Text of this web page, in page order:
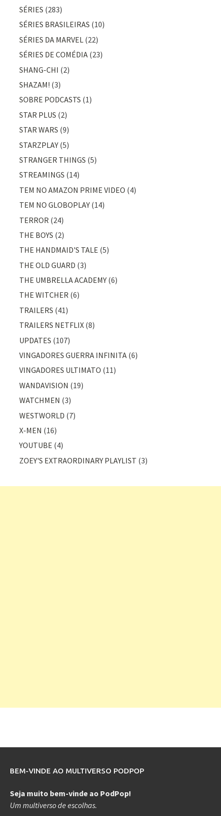
SÉRIES (283)
SÉRIES BRASILEIRAS (10)
SÉRIES DA MARVEL (22)
SÉRIES DE COMÉDIA (23)
SHANG-CHI (2)
SHAZAM! (3)
SOBRE PODCASTS (1)
STAR PLUS (2)
STAR WARS (9)
STARZPLAY (5)
STRANGER THINGS (5)
STREAMINGS (14)
TEM NO AMAZON PRIME VIDEO (4)
TEM NO GLOBOPLAY (14)
TERROR (24)
THE BOYS (2)
THE HANDMAID'S TALE (5)
THE OLD GUARD (3)
THE UMBRELLA ACADEMY (6)
THE WITCHER (6)
TRAILERS (41)
TRAILERS NETFLIX (8)
UPDATES (107)
VINGADORES GUERRA INFINITA (6)
VINGADORES ULTIMATO (11)
WANDAVISION (19)
WATCHMEN (3)
WESTWORLD (7)
X-MEN (16)
YOUTUBE (4)
ZOEY'S EXTRAORDINARY PLAYLIST (3)
BEM-VINDE AO MULTIVERSO PODPOP
Seja muito bem-vinde ao PodPop!
Um multiverso de escolhas.